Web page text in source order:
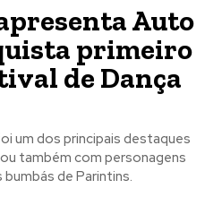
Auto
primeiro
de Dança
um dos principais destaques
também com personagens
de Parintins.